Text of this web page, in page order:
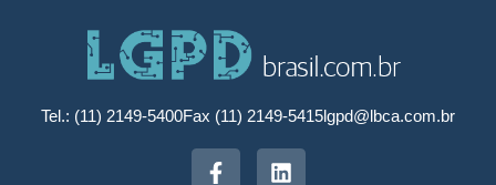
Tel.: (11) 2149-5400Fax (11) 2149-5415lgpd@lbca.com.br